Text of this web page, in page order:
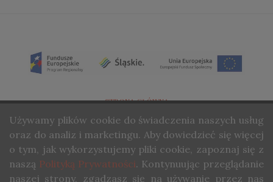
STRONA GŁÓWNA
O NAS
KONTAKT
COPYRIGHT ©STUDIO WINA. ALL RIGHTS RESERVED.
Używamy plików cookie do świadczenia naszych usług
oraz do analiz i marketingu. Aby dowiedzieć się więcej
o tym, jak wykorzystujemy pliki cookie, zapoznaj się z
naszą Polityką Prywatności. Kontynuując przeglądanie
naszej strony, zgadzasz się na używanie przez nas